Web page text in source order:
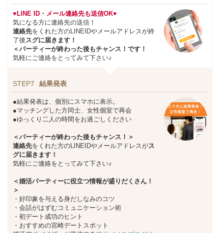
♥LINE ID・メール連絡先も送信OK♥
気になる方に連絡先の送信！
連絡先をくれた方のLINEIDやメールアドレスが終
了後 スグに届きます！
＜パーティーが終わった後もチャンス！です！
気軽にご連絡をとってみて下さい♪
STEP7 結果発表
●結果発表は、個別にスマホに表示。
●マッチングした方同士、女性個室で再会
●ゆっくり二人の時間をお過ごしください
＜パーティーが終わった後もチャンス！＞
連絡先をくれた方のLINEIDやメールアドレスがス
グに届きます！
気軽にご連絡をとってみて下さい♪
＜婚活パーティーに役立つ情報が盛りだくさん！
＞
・好印象を与える身だしなみのコツ
・会話がはずむコミュニケーション術
・初デート成功のヒント
・おすすめの宮崎デートスポット